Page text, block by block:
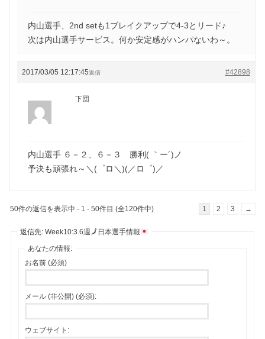
内山選手、2nd setも1ブレイクアップで4-3とリード♪
次は内山選手サービス。何か安定感がハンパないわ～。
2017/03/05 12:17:45 #42898
返信
下団
内山選手 ６－２、６－３ 勝利( ｀ー´)ノ
予決も頑張れ～＼(゜ロ＼)(／ロ゜)／
50件の返信を表示中 - 1 - 50件目 (全120件中) 1 2 3 →
返信先: Week10:3.6週🗾 日本選手情報
あなたの情報:
お名前 (必須)
メール (非公開) (必須):
ウェブサイト: